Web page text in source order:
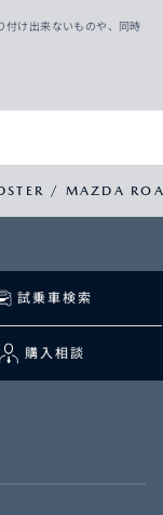
付け出来ないものや、同時
/ MAZDA
試乗車検索
購入相談